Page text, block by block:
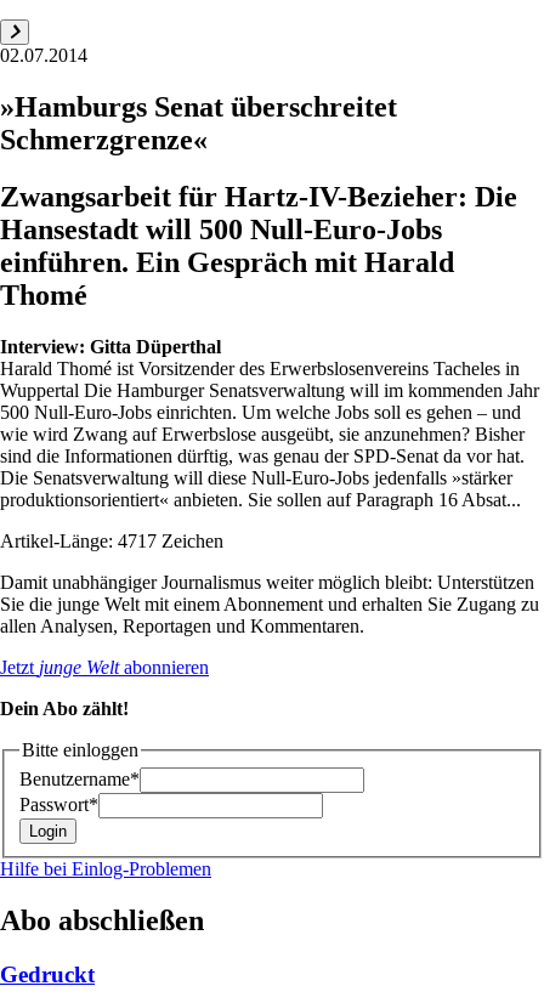
02.07.2014
»Hamburgs Senat überschreitet
Schmerzgrenze«
Zwangsarbeit für Hartz-IV-Bezieher: Die
Hansestadt will 500 Null-Euro-Jobs
einführen. Ein Gespräch mit Harald
Thomé
Interview: Gitta Düperthal
Harald Thomé ist ­Vorsitzender des ­Erwerbslosenvereins ­Tacheles in
Wuppertal Die Hamburger Senatsverwaltung will im kommenden Jahr
500 Null-Euro-Jobs einrichten. Um welche Jobs soll es gehen – und
wie wird Zwang auf Erwerbslose ausgeübt, sie anzunehmen? Bisher
sind die Informationen dürftig, was genau der SPD-Senat da vor hat.
Die Senatsverwaltung will diese Null-Euro-Jobs jedenfalls »stärker
produktionsorientiert« anbieten. Sie sollen auf Paragraph 16 Absat...
Artikel-Länge: 4717 Zeichen
Damit unabhängiger Journalismus weiter möglich bleibt: Unterstützen
Sie die junge Welt mit einem Abonnement und erhalten Sie Zugang zu
allen Analysen, Reportagen und Kommentaren.
Jetzt junge Weltabonnieren
Dein Abo zählt!
Bitte einloggen
Benutzername*
Passwort*
Hilfe bei Einlog-Problemen
Abo abschließen
Gedruckt